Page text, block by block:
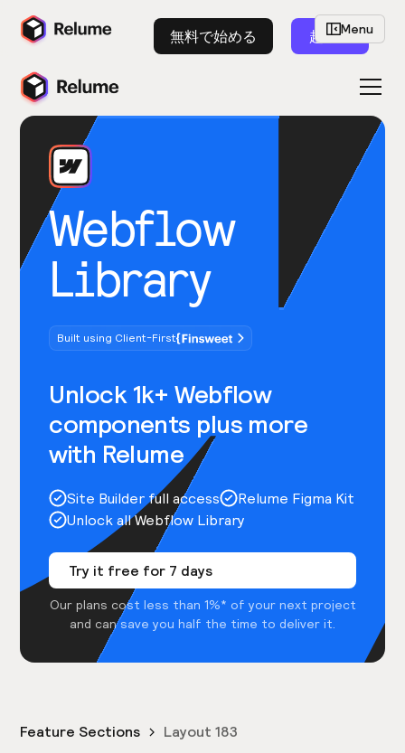
無料で始める 起動
Webflow
Library
Built using Client-First
Unlock 1k+ Webflow
components plus more
with Relume
Site Builder full access
Relume Figma Kit
Unlock all Webflow Library
Try it free for 7 days
Our plans cost less than 1%* of your next project
and can save you half the time to deliver it.
Menu
Feature Sections Layout 183